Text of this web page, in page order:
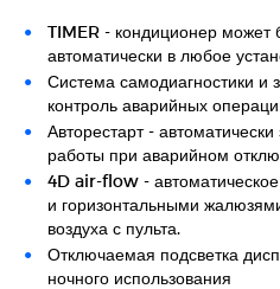
TIMER - кондиционер может
автоматически в любое
Система самодиагностики и
контроль аварийных
Авторестарт -
работы при аварийном
4D air-flow -
и горизонтальными
воздуха с пульта.
Отключаемая подсветка
ночного использования